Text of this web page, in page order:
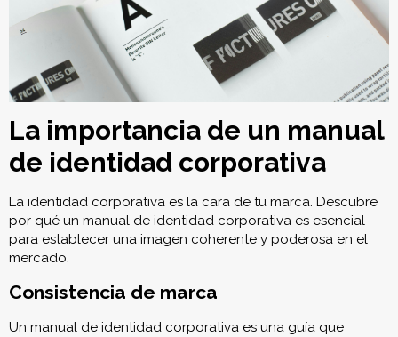
La importancia de un manual
de identidad corporativa
La identidad corporativa es la cara de tu marca. Descubre
por qué un manual de identidad corporativa es esencial
para establecer una imagen coherente y poderosa en el
mercado.
Consistencia de marca
Un manual de identidad corporativa es una guía que